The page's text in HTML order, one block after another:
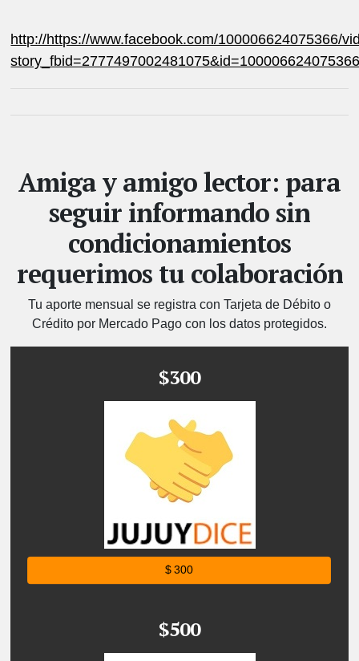
http://https://www.facebook.com/100006624075366/
Amiga y amigo lector: para
seguir informando sin
condicionamientos
requerimos tu colaboración
Tu aporte mensual se registra con Tarjeta de Débito o
Crédito por Mercado Pago con los datos protegidos.
$300
$ 300
$500